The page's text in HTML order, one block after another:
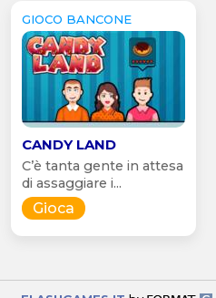
GIOCO BANCONE
CANDY LAND
C’è tanta gente in attesa
di assaggiare i...
Gioca